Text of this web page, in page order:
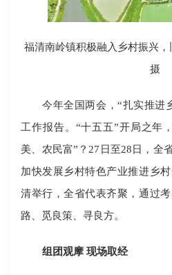
福清南岭镇积极融入乡村振兴
摄
今年全国两会，“扎实推进
工作报告。“十五五”开局之年
美、农民富”？27日至28日，全
加快发展乡村特色产业推进乡
清举行，全省代表齐聚，通过
路、觅良策、寻良方。
组团观摩 现场取经